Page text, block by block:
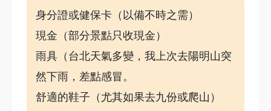
身分證或健保卡（以備不時之需）
現金（部分景點只收現金）
雨具（台北天氣多變，我上次去陽明山突
然下雨，差點感冒。
舒適的鞋子（尤其如果去九份或爬山）